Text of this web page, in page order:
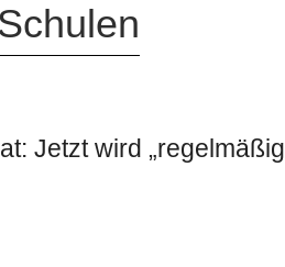
Jetzt wird „regelmäßig